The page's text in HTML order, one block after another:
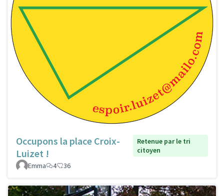
Occupons la place Croix-
Luizet !
Retenue par le tri
citoyen
Emma
4 36